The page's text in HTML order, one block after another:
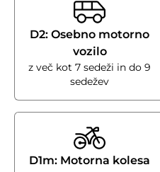
D2: Osebno motorno
vozilo
z več kot 7 sedeži in do 9
sedežev
D1m: Motorna kolesa